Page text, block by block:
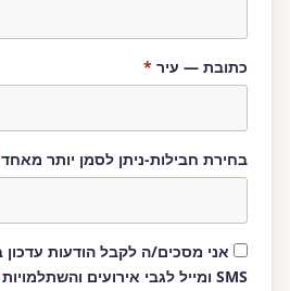
כתובת — עיר *חובה
בחירת חבילות-ניתן לסמן יותר מאחד
SMS ומייל לגבי אירועים והשתלמויות